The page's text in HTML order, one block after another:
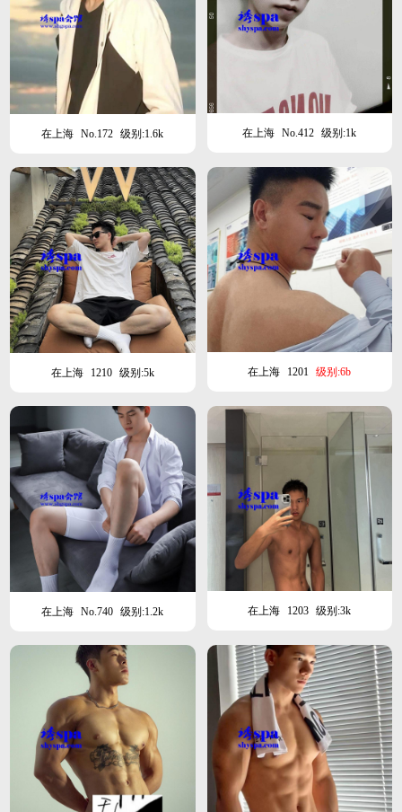
在上海 No.172 级别:1.6k 在上海 No.412 级别:1k
在上海 1210 级别:5k 在上海 1201 级别:6b
在上海 No.740 级别:1.2k 在上海 1203 级别:3k